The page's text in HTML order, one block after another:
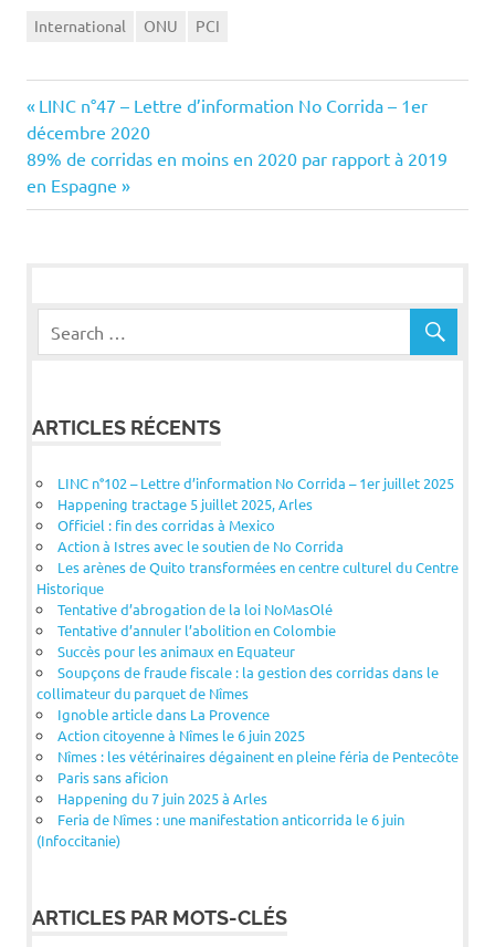
International ONU PCI
Navigation
de
l’article
Previous
Post:
LINC n°47 – Lettre d’information No Corrida – 1er
décembre 2020
Next
Post:
89% de corridas en moins en 2020 par rapport à 2019
en Espagne
ARTICLES RÉCENTS
LINC n°102 – Lettre d’information No Corrida – 1er juillet 2025
Happening tractage 5 juillet 2025, Arles
Officiel : fin des corridas à Mexico
Action à Istres avec le soutien de No Corrida
Les arènes de Quito transformées en centre culturel du Centre
Historique
Tentative d’abrogation de la loi NoMasOlé
Tentative d’annuler l’abolition en Colombie
Succès pour les animaux en Equateur
Soupçons de fraude fiscale : la gestion des corridas dans le
collimateur du parquet de Nîmes
Ignoble article dans La Provence
Action citoyenne à Nîmes le 6 juin 2025
Nîmes : les vétérinaires dégainent en pleine féria de Pentecôte
Paris sans aficion
Happening du 7 juin 2025 à Arles
Feria de Nîmes : une manifestation anticorrida le 6 juin
(Infoccitanie)
ARTICLES PAR MOTS-CLÉS